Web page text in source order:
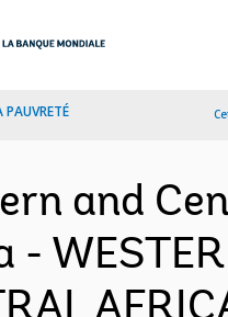
PAUVRETÉ
and
-